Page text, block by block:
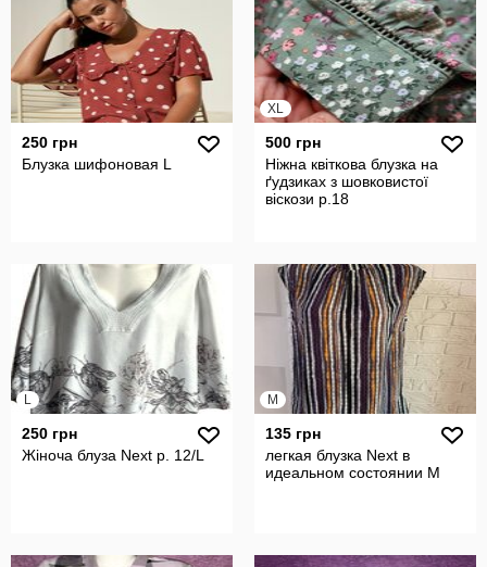
250 грн
Блузка шифоновая L
XL
500 грн
Ніжна квіткова блузка на
ґудзиках з шовковистої
віскози р.18
L
250 грн
Жіноча блуза Next р. 12/L
M
135 грн
легкая блузка Next в
идеальном состоянии M